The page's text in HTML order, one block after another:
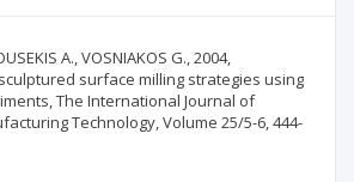
A., VOSNIAKOS G., 2004,
surface milling strategies using
The International Journal of
Technology, Volume 25/5-6, 444-